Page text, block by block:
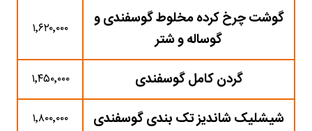
گوشت چرخ کرده مخلوط گوسفندی و
گوساله و شتر
۱٬۶۲۰٬۰۰۰
گردن کامل گوسفندی ۱٬۴۵۰٬۰۰۰
شیشلیک شاندیز تک بندی گوسفندی ۱٬۸۰۰٬۰۰۰